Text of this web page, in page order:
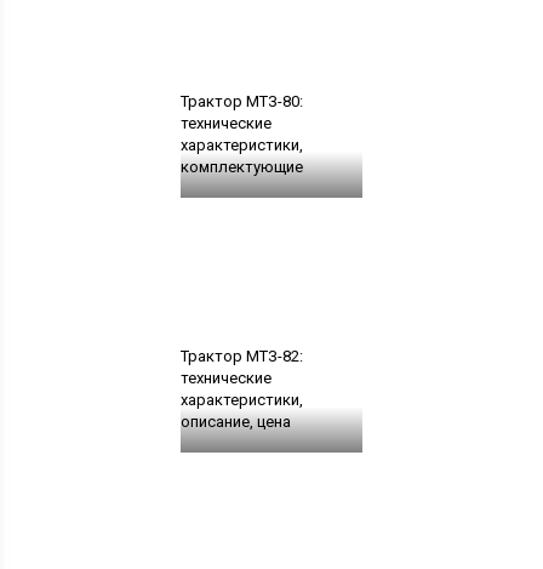
Трактор МТЗ-80:
технические
характеристики,
комплектующие
Трактор МТЗ-82:
технические
характеристики,
описание, цена